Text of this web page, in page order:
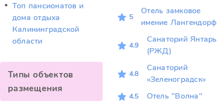
Топ пансионатов и
дома отдыха
Калининградской
области
Типы объектов
размещения
5
Отель замковое
имение Лангендорф
4.9
Санаторий Янтарь
(РЖД)
4.8
Санаторий
«Зеленоградск»
4.5 Отель "Волна"